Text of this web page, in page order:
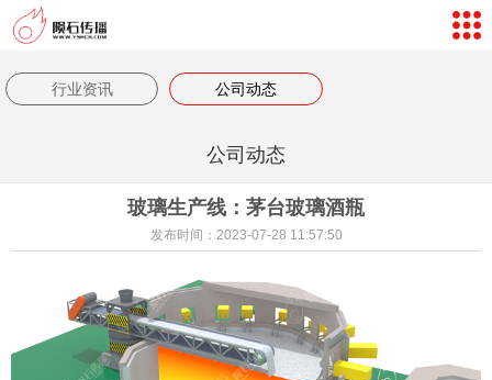
网站导航
数字孪生体验
客户评价
返回首页
行业资讯 公司动态
公司动态
玻璃生产线：茅台玻璃酒瓶
发布时间：2023-07-28 11:57:50